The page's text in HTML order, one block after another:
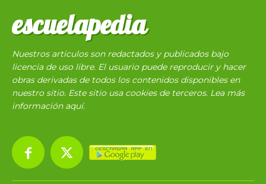
escuelapedia
Nuestros articulos son redactados y publicados bajo
licencia de uso libre. El usuario puede reproducir y hacer
obras derivadas de todos los contenidos disponibles en
nuestro sitio. Este sitio usa cookies de terceros. Lea más
información aquí.